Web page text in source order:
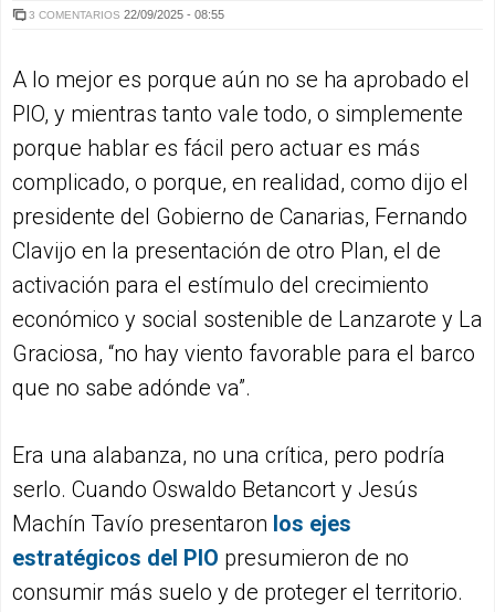
3 COMENTARIOS 22/09/2025 - 08:55
A lo mejor es porque aún no se ha aprobado el
PIO, y mientras tanto vale todo, o simplemente
porque hablar es fácil pero actuar es más
complicado, o porque, en realidad, como dijo el
presidente del Gobierno de Canarias, Fernando
Clavijo en la presentación de otro Plan, el de
activación para el estímulo del crecimiento
económico y social sostenible de Lanzarote y La
Graciosa, “no hay viento favorable para el barco
que no sabe adónde va”.
Era una alabanza, no una crítica, pero podría
serlo. Cuando Oswaldo Betancort y Jesús
Machín Tavío presentaron los ejes
estratégicos del PIO presumieron de no
consumir más suelo y de proteger el territorio.